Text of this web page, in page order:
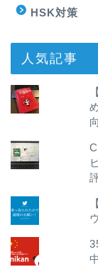
HSK対策
人気記事